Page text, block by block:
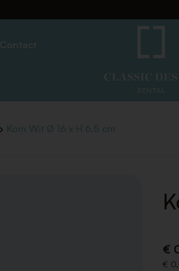
Contact
Kom Wit Ø 16 x H 6,5 cm
€
€